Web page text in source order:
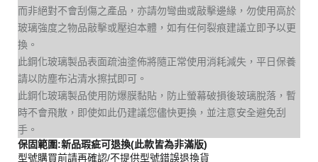
而非絕對不會刮傷之產品，亦請勿彎曲或敲擊邊緣，勿使用高於
玻璃強度之物品敲擊或壓迫本體，如有任何裂痕建議立即予以更
換。
此鋼化玻璃製品表面疏油塗佈將隨正常使用消耗減失，平日保養
請以防塵布沾清水擦拭即可。
此鋼化玻璃製品使用防爆膜黏貼，防止螢幕破損後玻璃脫落，暫
時不會飛散，即使如此仍建議您儘快更換，並注意安全避免刮
手。
保固範圍:新品瑕疵可退換(此款皆為非滿版)
型號購買前請再確認/不提供型號錯誤退換貨